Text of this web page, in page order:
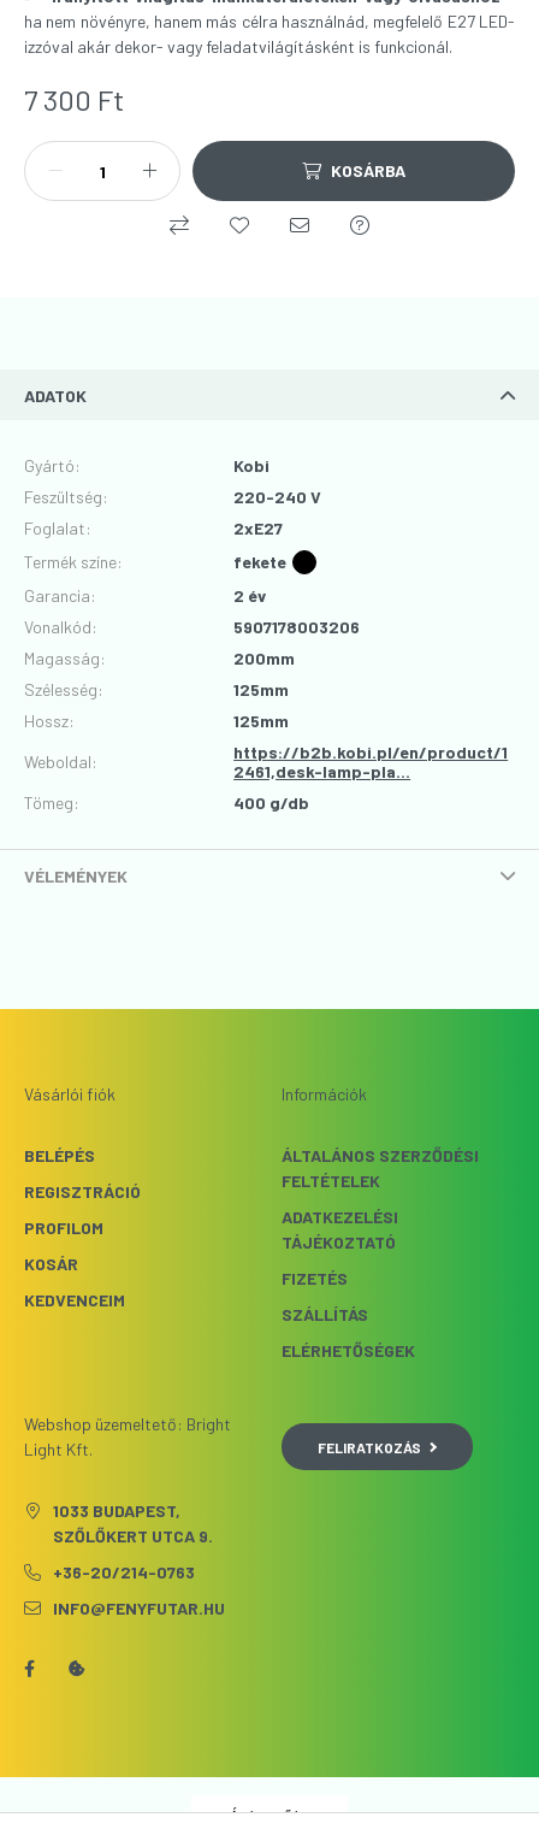
ha nem növényre, hanem más célra használnád, megfelelő E27 LED-
izzóval akár dekor- vagy feladatvilágításként is funkcionál.
7 300 Ft
KOSÁRBA
ADATOK
Gyártó:
Kobi
Feszültség:
220-240 V
Foglalat:
2xE27
Termék színe:
fekete
Garancia:
2 év
Vonalkód:
5907178003206
Magasság:
200mm
Szélesség:
125mm
Hossz:
125mm
Weboldal:
https://b2b.kobi.pl/en/product/1
2461,desk-lamp-pla...
Tömeg:
400 g/db
VÉLEMÉNYEK
Vásárlói fiók
BELÉPÉS
REGISZTRÁCIÓ
PROFILOM
KOSÁR
KEDVENCEIM
Információk
ÁLTALÁNOS SZERZŐDÉSI
FELTÉTELEK
ADATKEZELÉSI
TÁJÉKOZTATÓ
FIZETÉS
SZÁLLÍTÁS
ELÉRHETŐSÉGEK
Webshop üzemeltető: Bright
Light Kft.
1033 BUDAPEST,
SZŐLŐKERT UTCA 9.
+36-20/214-0763
INFO@FENYFUTAR.HU
FELIRATKOZÁS
Árukereső.hu